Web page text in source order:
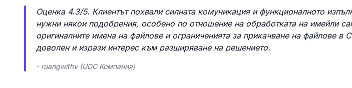
Оценка 4.3/5. Клиентът похвали силната комуникация и функционалното
нужни някои подобрения, особено по отношение на обработката на имейли
оригиналните имена на файлове и ограниченията за прикачване на файлове в
доволен и изрази интерес към разширяване на решението.
- ruangwithv (UDC Компания)